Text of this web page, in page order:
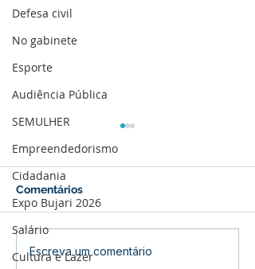
Defesa civil
No gabinete
Esporte
Audiência Pública
SEMULHER
Empreendedorismo
Cidadania
Expo Bujari 2026
Salário
Cultura e Lazer
Cotação de Preço -
Comentários
Escreva um comentário